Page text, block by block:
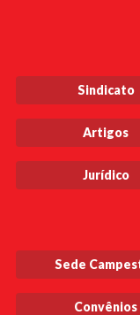
Sindicato
Artigos
Jurídico
Sede
Convênios